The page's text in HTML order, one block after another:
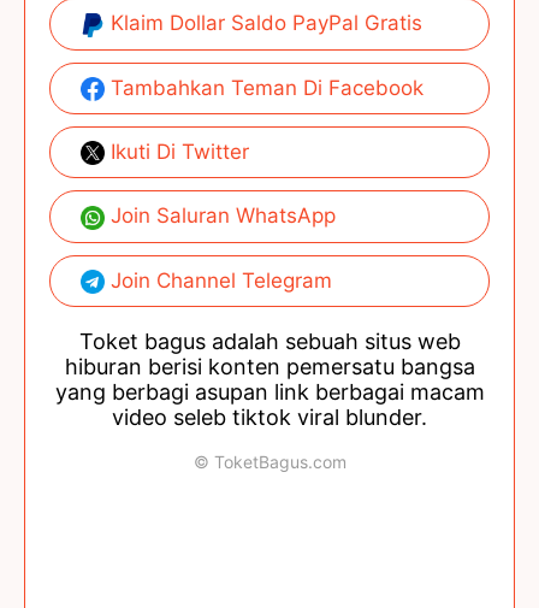
Klaim Dollar Saldo PayPal Gratis
Tambahkan Teman Di Facebook
Ikuti Di Twitter
Join Saluran WhatsApp
Join Channel Telegram
Toket bagus adalah sebuah situs web
hiburan berisi konten pemersatu bangsa
yang berbagi asupan link berbagai macam
video seleb tiktok viral blunder.
© ToketBagus.com